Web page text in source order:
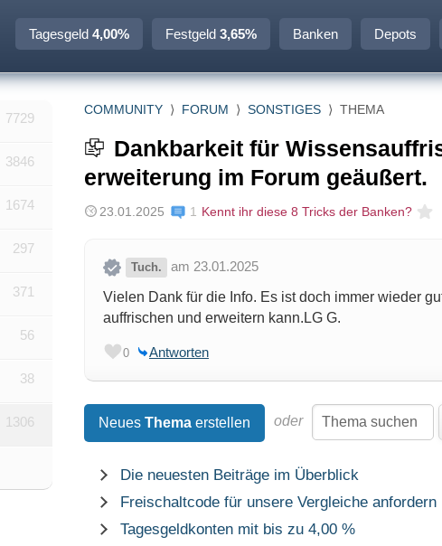
Tagesgeld 4,00% Festgeld 3,65% Banken Depots
7729
3846
1674
297
371
56
38
1306
COMMUNITY ⟩ FORUM ⟩ SONSTIGES ⟩ THEMA
Dankbarkeit für
erweiterung im Forum geäußert.
23.01.2025 1 Kennt ihr diese 8 Tricks der Banken?
Tuch.
am 23.01.2025
Vielen Dank für die Info. Es ist doch immer wieder
auffrischen und erweitern kann.LG G.
0 Antworten
Neues Thema erstellen oder
Die neuesten Beiträge im Überblick
Freischaltcode für unsere Vergleiche anfordern
Tagesgeldkonten mit bis zu 4,00 %